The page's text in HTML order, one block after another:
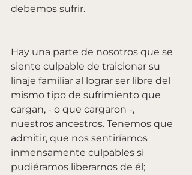
debemos sufrir.
Hay una parte de nosotros que se
siente culpable de traicionar su
linaje familiar al lograr ser libre del
mismo tipo de sufrimiento que
cargan, - o que cargaron -,
nuestros ancestros. Tenemos que
admitir, que nos sentiríamos
inmensamente culpables si
pudiéramos liberarnos de él;